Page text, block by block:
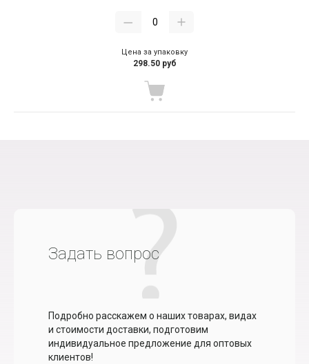
Цена за упаковку
298.50 руб
Задать вопрос
Подробно расскажем о наших товарах, видах
и стоимости доставки, подготовим
индивидуальное предложение для оптовых
клиентов!